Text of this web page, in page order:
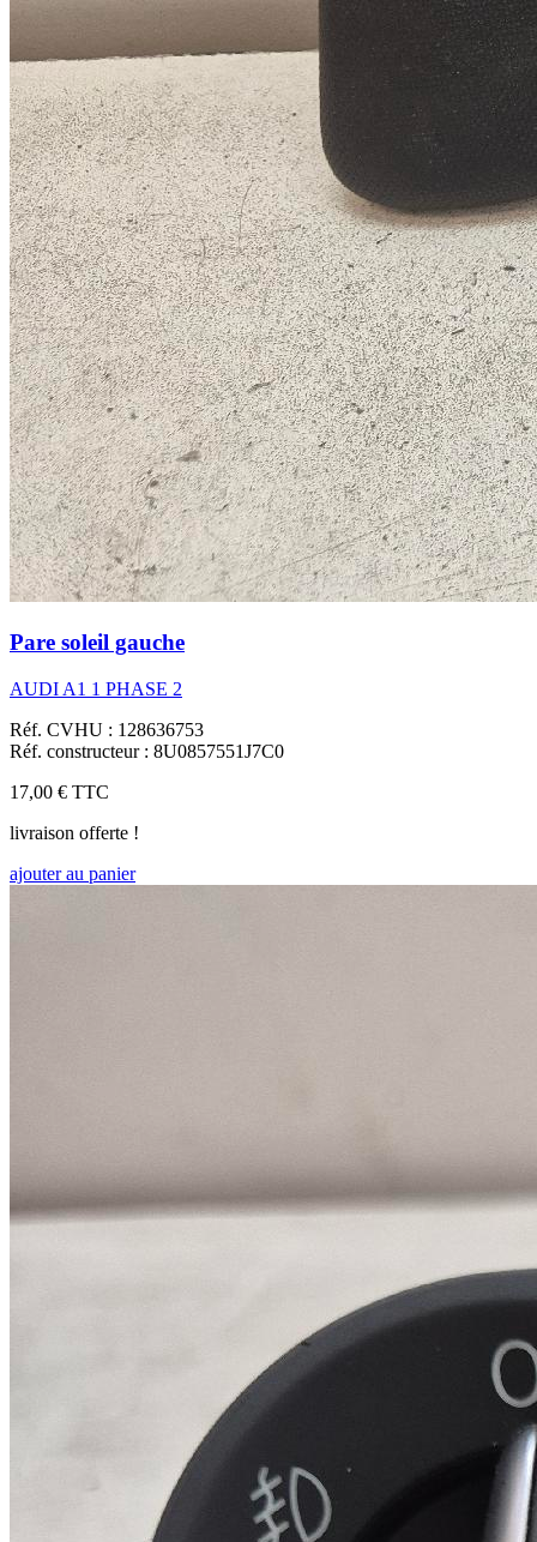
Pare soleil gauche
AUDI A1 1 PHASE 2
Réf. CVHU : 128636753
Réf. constructeur : 8U0857551J7C0
17,00 € TTC
livraison offerte !
ajouter au panier